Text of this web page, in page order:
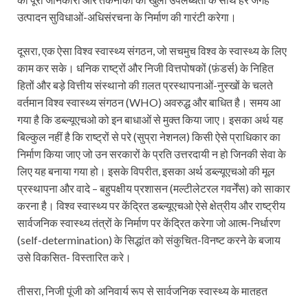
उत्पादन सुविधाओं-अधिसंरचना के निर्माण की गारंटी करेगा।
दूसरा, एक ऐसा विश्व स्वास्थ्य संगठन, जो सचमुच विश्व के स्वास्थ्य के लिए
काम कर सके। धनिक राष्ट्रों और निजी वित्तपोषकों (फ़ंडर्स) के निहित
हितों और बड़े वित्तीय संस्थानो की ग़लत प्रस्थापनाओं-नुस्खों के चलते
वर्तमान विश्व स्वास्थ्य संगठन (WHO) अवरुद्ध और बाधित है। समय आ
गया है कि डब्ल्यूएचओ को इन बाधाओं से मुक्त किया जाए। इसका अर्थ यह
बिल्कुल नहीं है कि राष्ट्रों से परे (सुप्रा नेशनल) किसी ऐसे प्राधिकार का
निर्माण किया जाए जो उन सरकारों के प्रति उत्तरदायी न हो जिनकी सेवा के
लिए यह बनाया गया हो। इसके विपरीत, इसका अर्थ डब्ल्यूएचओ की मूल
प्रस्थापना और वादे – बहुपक्षीय प्रशासन (मल्टीलेटरल गवर्नेंस) को साकार
करना है। विश्व स्वास्थ्य पर केंद्रित डब्ल्यूएचओ ऐसे क्षेत्रीय और राष्ट्रीय
सार्वजनिक स्वास्थ्य तंत्रों के निर्माण पर केंद्रित करेगा जो आत्म-निर्धारण
(self-determination) के सिद्धांत को संकुचित-विनष्ट करने के बजाय
उसे विकसित- विस्तारित करे।
तीसरा, निजी पूंजी को अनिवार्य रूप से सार्वजनिक स्वास्थ्य के मातहत